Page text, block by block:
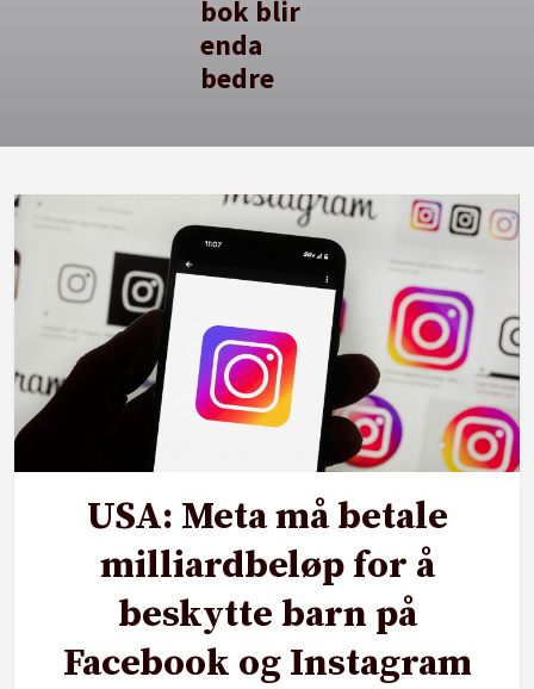
bok blir
enda
bedre
USA: Meta må betale
milliardbeløp for å
beskytte barn på
Facebook og Instagram